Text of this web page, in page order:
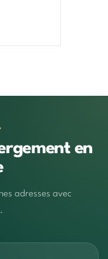
en
adresses avec